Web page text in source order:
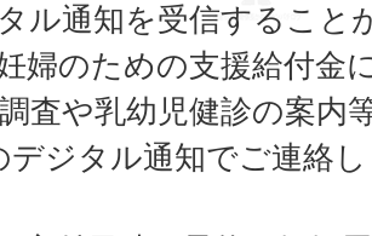
ル通知を受信すること
婦のための支援給付金
査や乳幼児健診の案内
ジタル通知でご連絡